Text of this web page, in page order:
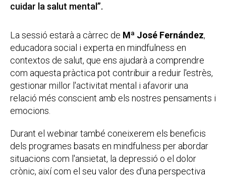
cuidar la salut mental”.
La sessió estarà a càrrec de Mª José Fernández,
educadora social i experta en mindfulness en
contextos de salut, que ens ajudarà a comprendre
com aquesta pràctica pot contribuir a reduir l'estrès,
gestionar millor l'activitat mental i afavorir una
relació més conscient amb els nostres pensaments i
emocions.
Durant el webinar també coneixerem els beneficis
dels programes basats en mindfulness per abordar
situacions com l'ansietat, la depressió o el dolor
crònic, així com el seu valor des d'una perspectiva